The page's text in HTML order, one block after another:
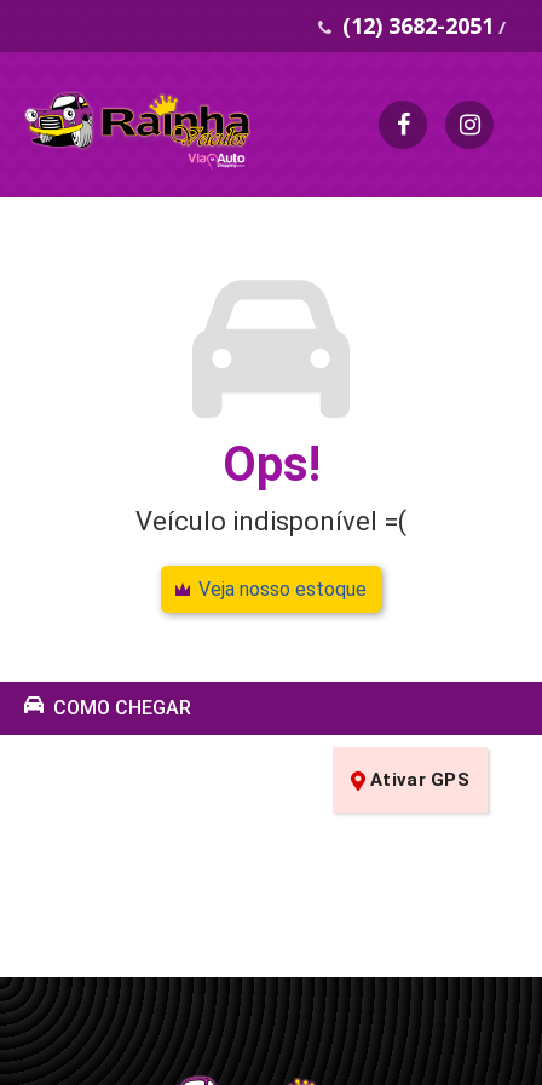
(12) 3682-2051 /
Ops!
Veículo indisponível =(
Veja nosso estoque
COMO CHEGAR
Ativar GPS